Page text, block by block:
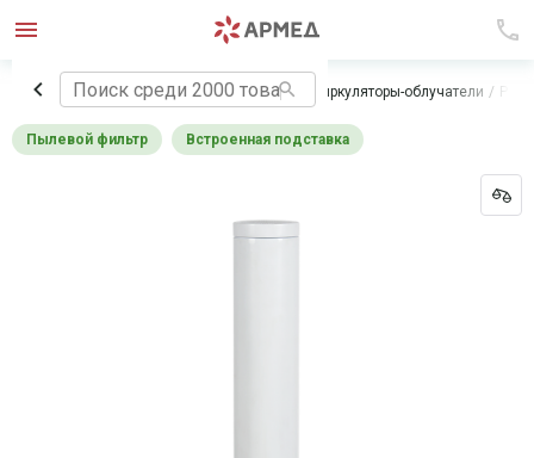
Главная Медицинское оборудование Рециркуляторы-облучатели
Пылевой фильтр Встроенная подставка